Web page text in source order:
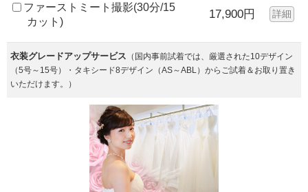
ファーストミート撮影(30分/15
カット)
17,900円 詳細
衣装グレードアップサービス （国内事前試着では、厳選された10デザイン
（5号～15号）・タキシード8デザイン（AS～ABL）からご試着＆お取り置き
いただけます。）